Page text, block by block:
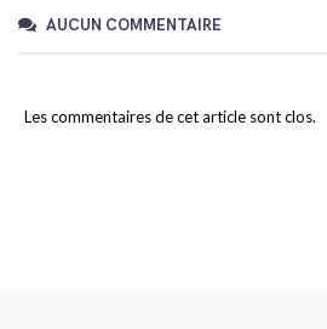
AUCUN COMMENTAIRE
Les commentaires de cet article sont clos.